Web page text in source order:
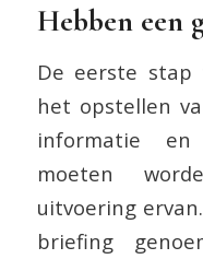
Hebben een
De eerste
het opstellen
informatie
moeten
uitvoering
briefing